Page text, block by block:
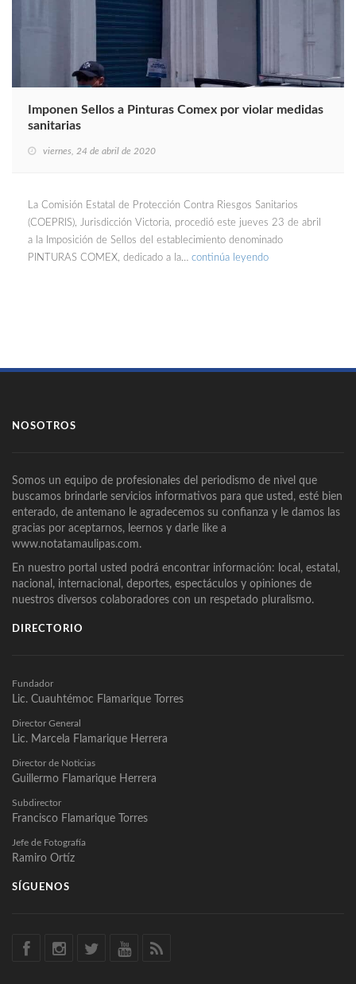
Imponen Sellos a Pinturas Comex por violar medidas
sanitarias
viernes, 24 de abril de 2020
La Comisión Estatal de Protección Contra Riesgos Sanitarios
(COEPRIS), Jurisdicción Victoria, procedió este jueves 23 de abril
a la Imposición de Sellos del establecimiento denominado
PINTURAS COMEX, dedicado a la… continúa leyendo
NOSOTROS
Somos un equipo de profesionales del periodismo de nivel que
buscamos brindarle servicios informativos para que usted, esté bien
enterado, de antemano le agradecemos su confianza y le damos las
gracias por aceptarnos, leernos y darle like a
www.notatamaulipas.com.
En nuestro portal usted podrá encontrar información: local, estatal,
nacional, internacional, deportes, espectáculos y opiniones de
nuestros diversos colaboradores con un respetado pluralismo.
DIRECTORIO
Fundador
Lic. Cuauhtémoc Flamarique Torres
Director General
Lic. Marcela Flamarique Herrera
Director de Noticias
Guillermo Flamarique Herrera
Subdirector
Francisco Flamarique Torres
Jefe de Fotografía
Ramiro Ortíz
SÍGUENOS